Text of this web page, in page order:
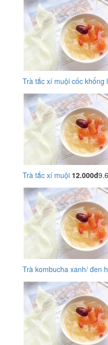
Trà tắc xí muội cốc khổng
Trà tắc xí muội 12.000đ
Trà kombucha xanh/ đen